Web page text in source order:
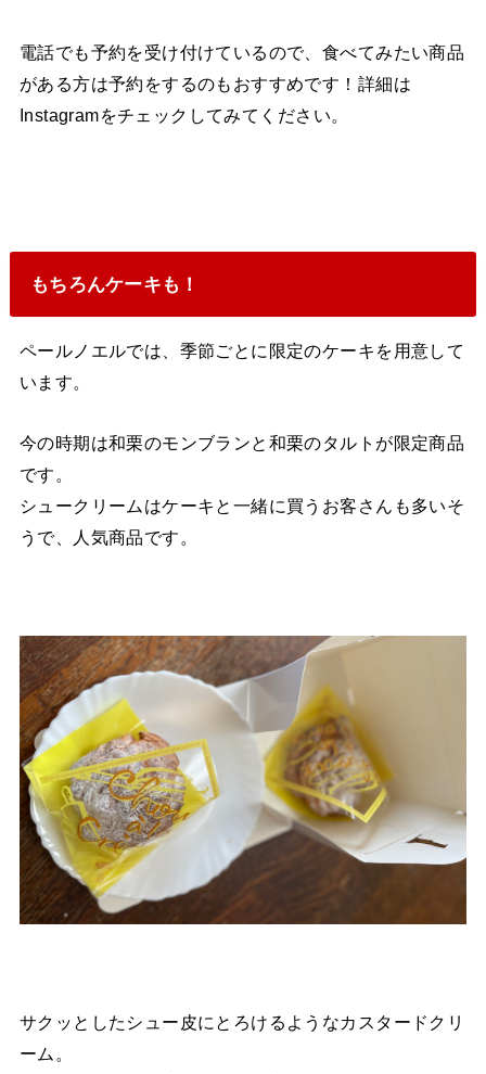
電話でも予約を受け付けているので、食べてみたい商品
がある方は予約をするのもおすすめです！詳細は
Instagramをチェックしてみてください。
もちろんケーキも！
ペールノエルでは、季節ごとに限定のケーキを用意して
います。
今の時期は和栗のモンブランと和栗のタルトが限定商品
です。
シュークリームはケーキと一緒に買うお客さんも多いそ
うで、人気商品です。
サクッとしたシュー皮にとろけるようなカスタードクリ
ーム。